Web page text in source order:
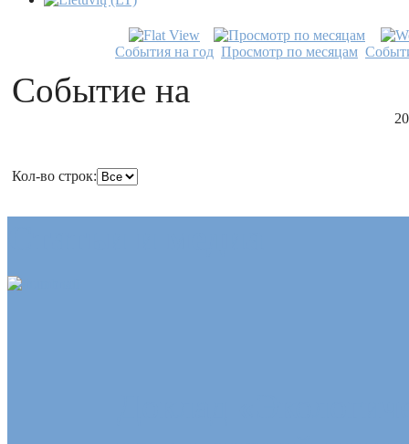
События на год Просмотр по месяцам
Событие на
Кол-во строк: